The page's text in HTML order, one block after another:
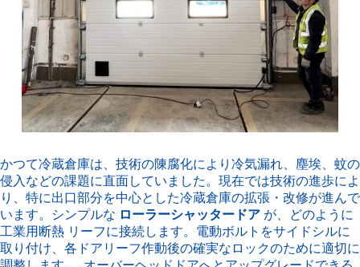
かつて冷蔵倉庫は、技術の陳腐化により冷気漏れ、塵埃、蚊の
侵入などの課題に直面していました。現在では技術の進歩によ
り、特に出口部分を中心とした冷蔵倉庫の拡張・改修が進んで
います。シンプルな ローラーシャッタードア が、どのように
工業用断熱 リーフに接続します。電動ボルトをサイドシルに
取り付け、各ドアリーフ作動後の確実なロックのために適切に